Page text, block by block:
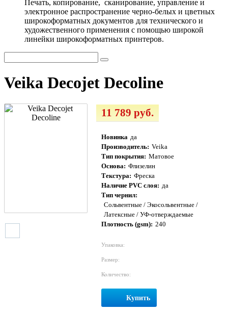
Печать, копирование, сканирование, управление и
электронное распространение черно-белых и цветных
широкоформатных документов для технического и
художественного применения с помощью широкой
линейки широкоформатных принтеров.
Veika Decojet Decoline
11 789 руб.
Новинка да
Производитель: Veika
Тип покрытия: Матовое
Основа: Флизелин
Текстура: Фреска
Наличие PVC слоя: да
Тип чернил:
Сольвентные / Экосольвентные /
Латексные / УФ-отверждаемые
Плотность (gsm): 240
Упаковка:
Размер:
Количество:
Купить